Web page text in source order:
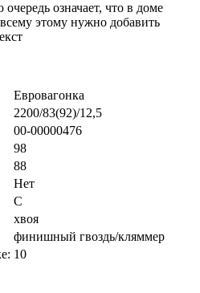
означает, что в доме
этому нужно добавить
Евровагонка
2200/83(92)/12,5
00-00000476
98
88
Нет
С
хвоя
финишный гвоздь/кляммер
10